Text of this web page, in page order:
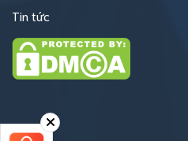
Tin tức